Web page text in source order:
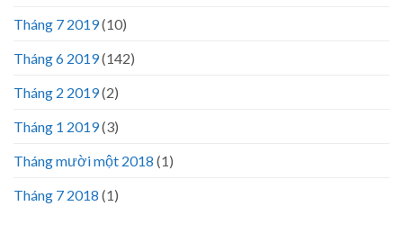
Tháng 7 2019(10)
Tháng 6 2019(142)
Tháng 2 2019(2)
Tháng 1 2019(3)
Tháng mười một 2018 (1)
Tháng 7 2018 (1)